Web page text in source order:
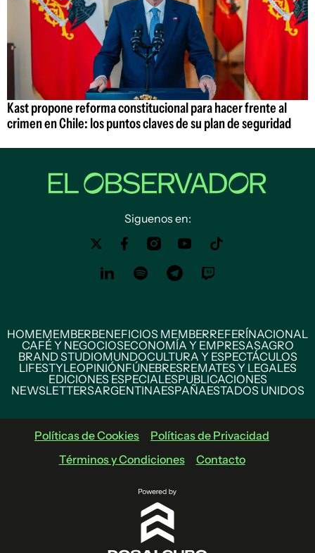
Kast propone reforma constitucional para hacer frente al
crimen en Chile: los puntos claves de su plan de seguridad
Siguenos en:
HOMEMEMBERBENEFICIOS MEMBERREFERÍNACIONAL
CAFÉ Y NEGOCIOSECONOMÍA Y EMPRESASAGRO
BRAND STUDIOMUNDOCULTURA Y ESPECTÁCULOS
LIFESTYLEOPINIÓNFÚNEBRESREMATES Y LEGALES
EDICIONES ESPECIALESPUBLICACIONES
NEWSLETTERSARGENTINAESPAÑAESTADOS UNIDOS
Políticas de Cookies
Políticas de Privacidad
Términos y Condiciones
Contacto